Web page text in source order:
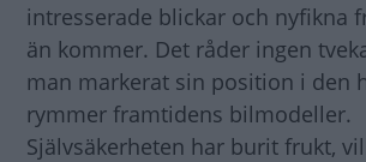
intresserade blickar och nyfikna
än kommer. Det råder ingen
man markerat sin position i den
rymmer framtidens bilmodeller.
Självsäkerheten har burit frukt,